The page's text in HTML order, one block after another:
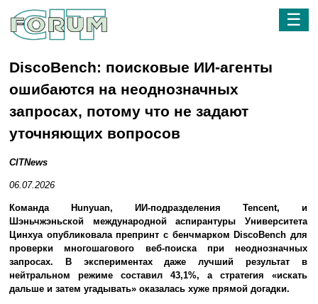
☰
DiscoBench: поисковые ИИ-агенты
ошибаются на неоднозначных
запросах, потому что не задают
уточняющих вопросов
CITNews
06.07.2026
Команда Hunyuan, ИИ-подразделения Tencent, и
Шэньчжэньской международной аспирантуры Университета
Цинхуа опубликовала препринт с бенчмарком DiscoBench для
проверки многошагового веб-поиска при неоднозначных
запросах. В экспериментах даже лучший результат в
нейтральном режиме составил 43,1%, а стратегия «искать
дальше и затем угадывать» оказалась хуже прямой догадки.